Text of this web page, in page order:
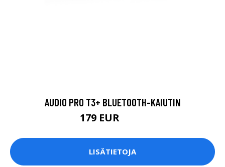
AUDIO PRO T3+ BLUETOOTH-KAIUTIN
179 EUR
LISÄTIETOJA